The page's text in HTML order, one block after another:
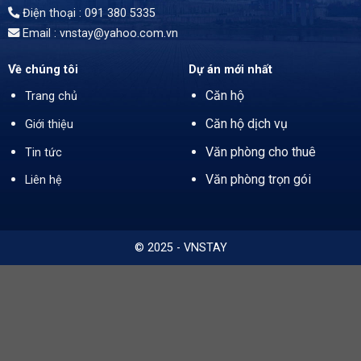
Điện thoại : 091 380 5335
Email : vnstay@yahoo.com.vn
Về chúng tôi
Trang chủ
Giới thiệu
Tin tức
Liên hệ
Dự án mới nhất
Căn hộ
Căn hộ dịch vụ
Văn phòng cho thuê
Văn phòng trọn gói
© 2025 - VNSTAY